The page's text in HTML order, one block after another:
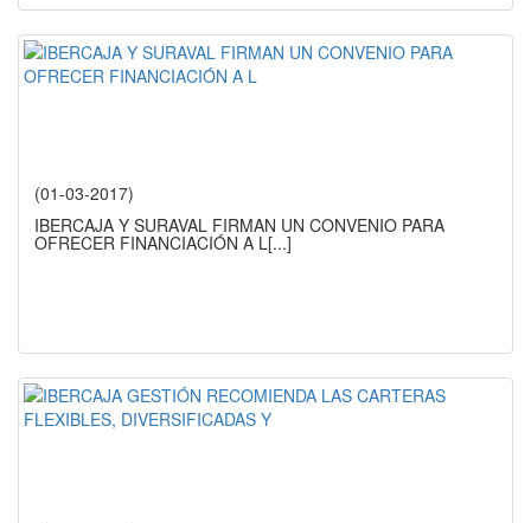
(01-03-2017)
IBERCAJA Y SURAVAL FIRMAN UN CONVENIO PARA
OFRECER FINANCIACIÓN A L[...]